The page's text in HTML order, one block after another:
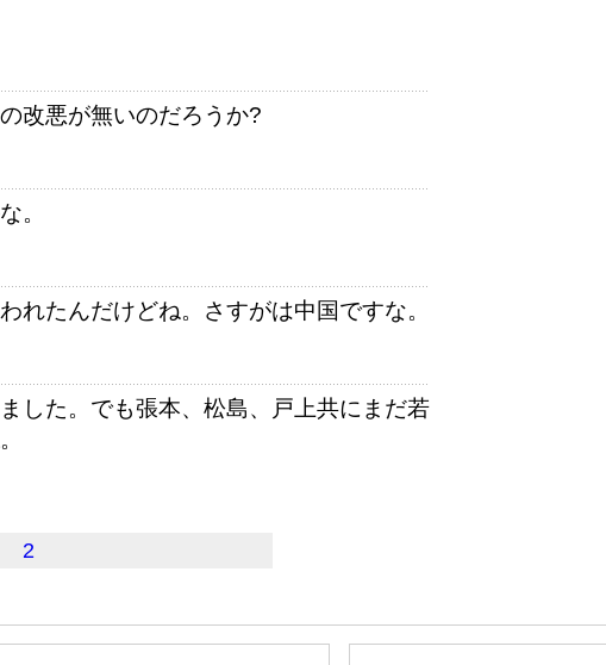
改悪が無いのだろうか?
。
れたんだけどね。さすがは中国ですな。
した。でも張本、松島、戸上共にまだ若
2